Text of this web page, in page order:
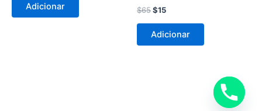
Adicionar $65$15
Adicionar